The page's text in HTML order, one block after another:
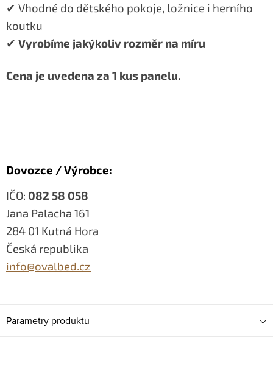
✔ Vhodné do dětského pokoje, ložnice i herního
koutku
✔ Vyrobíme jakýkoliv rozměr na míru
Cena je uvedena za 1 kus panelu.
Dovozce / Výrobce:
IČO: 082 58 058
Jana Palacha 161
284 01 Kutná Hora
Česká republika
info@ovalbed.cz
Parametry produktu